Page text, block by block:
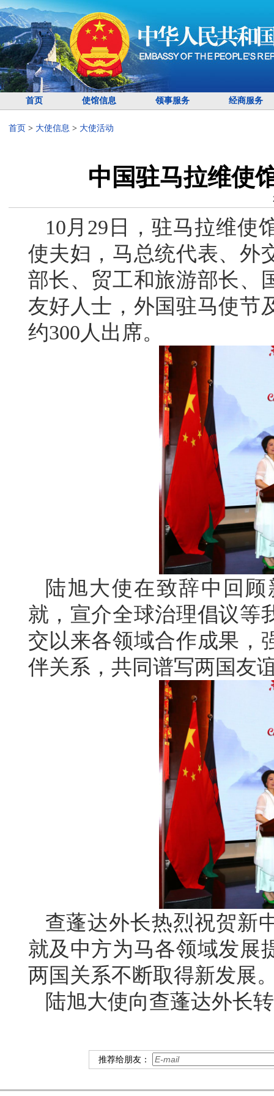
首页 使馆信息 领事服务 经商服务
首页 > 大使信息 > 大使活动
中国驻马拉维使
10月29日，驻马拉维使
使夫妇，马总统代表、外
部长、贸工和旅游部长、
友好人士，外国驻马使节
约300人出席。
陆旭大使在致辞中回
就，宣介全球治理倡议等
交以来各领域合作成果，
伴关系，共同谱写两国友
查蓬达外长热烈祝贺新
就及中方为马各领域发展
两国关系不断取得新发展
陆旭大使向查蓬达外长
推荐给朋友：